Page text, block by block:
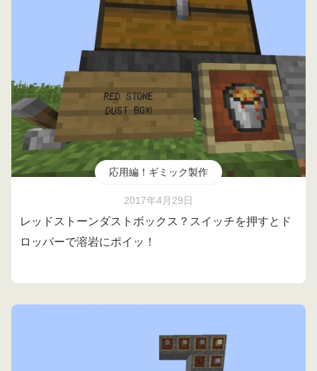
応用編！ギミック製作
2017年4月29日
レッドストーンダストボックス？スイッチを押すとド
ロッパーで溶岩にポイッ！